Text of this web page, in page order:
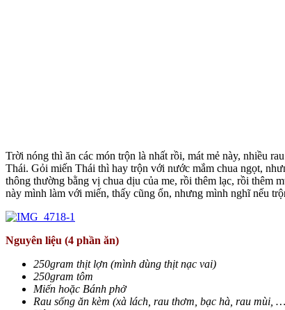
Trời nóng thì ăn các món trộn là nhất rồi, mát mẻ này, nhiều
Thái. Gỏi miến Thái thì hay trộn với nước mắm chua ngọt,
thông thường bằng vị chua dịu của me, rồi thêm lạc, rồi thêm
này mình làm với miến, thấy cũng ổn, nhưng mình nghĩ nếu
Nguyên liệu (4 phần ăn)
250gram thịt lợn (mình dùng thịt nạc vai)
250gram tôm
Miến hoặc Bánh phở
Rau sống ăn kèm (xà lách, rau thơm, bạc hà, rau mùi,